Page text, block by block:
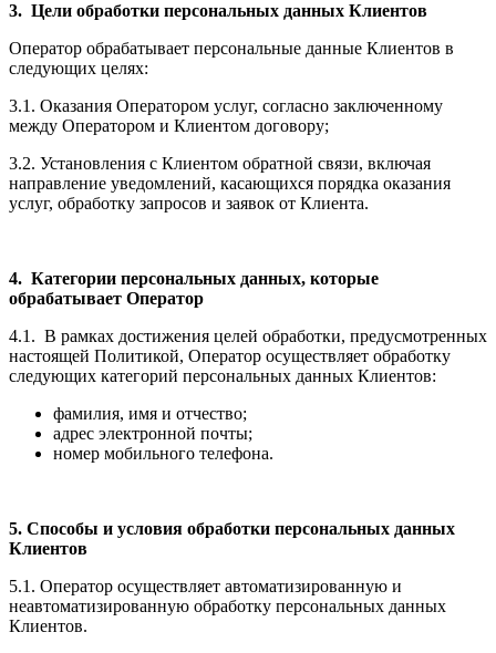
3. Цели обработки персональных данных Клиентов
Оператор обрабатывает персональные данные Клиентов в
следующих целях:
3.1. Оказания Оператором услуг, согласно заключенному
между Оператором и Клиентом договору;
3.2. Установления с Клиентом обратной связи, включая
направление уведомлений, касающихся порядка оказания
услуг, обработку запросов и заявок от Клиента.
4. Категории персональных данных, которые
обрабатывает Оператор
4.1. В рамках достижения целей обработки, предусмотренных
настоящей Политикой, Оператор осуществляет обработку
следующих категорий персональных данных Клиентов:
фамилия, имя и отчество;
адрес электронной почты;
номер мобильного телефона.
5. Способы и условия обработки персональных данных
Клиентов
5.1. Оператор осуществляет автоматизированную и
неавтоматизированную обработку персональных данных
Клиентов.